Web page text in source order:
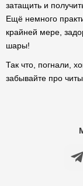
затащить и
Ещё немного
крайней мере,
шары!
Так что, погнали,
забывайте про